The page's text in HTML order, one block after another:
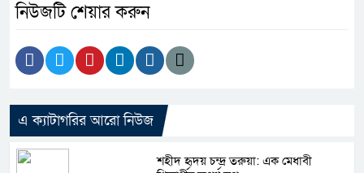
নিউজটি শেয়ার করুন
এ ক্যাটাগরির আরো নিউজ
শহীদ হৃদয় চন্দ্র তরুয়া: এক মেধাবী